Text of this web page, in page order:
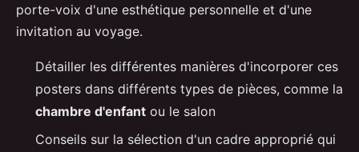
porte-voix d'une esthétique personnelle et d'une
invitation au voyage.
Détailler les différentes manières d'incorporer ces
posters dans différents types de pièces, comme la
chambre d'enfant ou le salon
Conseils sur la sélection d'un cadre approprié qui